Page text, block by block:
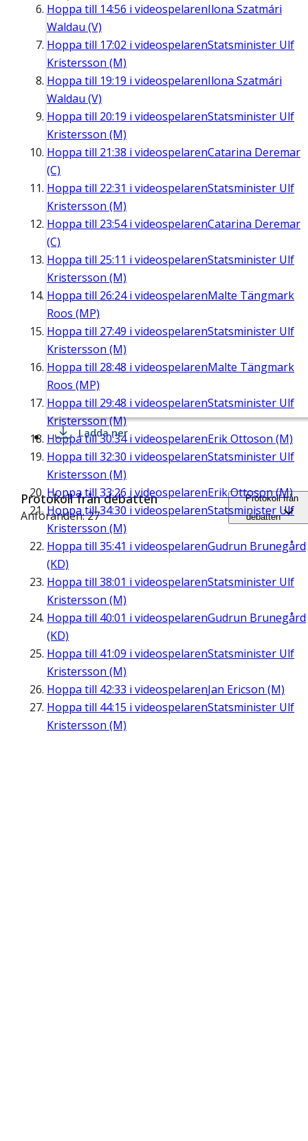
Hoppa till 14:56 i videospelarenIlona Szatmári
Waldau (V)
Hoppa till 17:02 i videospelarenStatsminister Ulf
Kristersson (M)
Hoppa till 19:19 i videospelarenIlona Szatmári
Waldau (V)
Hoppa till 20:19 i videospelarenStatsminister Ulf
Kristersson (M)
Hoppa till 21:38 i videospelarenCatarina Deremar
(C)
Hoppa till 22:31 i videospelarenStatsminister Ulf
Kristersson (M)
Hoppa till 23:54i videospelarenCatarina Deremar
(C)
Hoppa till 25:11 i videospelarenStatsminister Ulf
Kristersson (M)
Hoppa till 26:24i videospelarenMalte Tängmark
Roos (MP)
Hoppa till 27:49 i videospelarenStatsminister Ulf
Kristersson (M)
Hoppa till 28:48 i videospelarenMalte Tängmark
Roos (MP)
Hoppa till 29:48 i videospelarenStatsminister Ulf
Kristersson (M)
Hoppa till30:34i videospelarenErik Ottoson (M)
Hoppa till 32:30 i videospelarenStatsminister Ulf
Kristersson (M)
Hoppa till 33:26 i videospelarenErik Ottoson (M)
Hoppa till34:30 i videospelarenStatsminister Ulf
Kristersson (M)
Hoppa till 35:41 i videospelarenGudrun Brunegård
(KD)
Hoppa till 38:01 i videospelarenStatsminister Ulf
Kristersson (M)
Hoppa till 40:01 i videospelarenGudrun Brunegård
(KD)
Hoppa till 41:09 i videospelarenStatsminister Ulf
Kristersson (M)
Hoppa till 42:33 i videospelarenJan Ericson (M)
Hoppa till 44:15 i videospelarenStatsminister Ulf
Kristersson (M)
Ladda ner
Protokoll från debatten
Anföranden: 27
Protokoll från
debatten